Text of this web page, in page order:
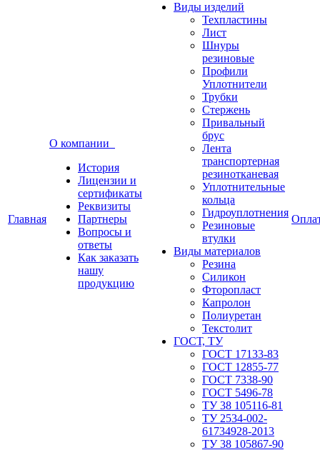
Главная
О компании
История
Лицензии и
сертификаты
Реквизиты
Партнеры
Вопросы и
ответы
Как заказать
нашу
продукцию
Виды изделий
Техпластины
Лист
Шнуры
резиновые
Профили
Уплотнители
Трубки
Стержень
Привальный
брус
Лента
транспортерная
резинотканевая
Уплотнительные
кольца
Гидроуплотнения
Резиновые
втулки
Виды материалов
Резина
Силикон
Фторопласт
Капролон
Полиуретан
Текстолит
ГОСТ, ТУ
ГОСТ 17133-83
ГОСТ 12855-77
ГОСТ 7338-90
ГОСТ 5496-78
ТУ 38 105116-81
ТУ 2534-002-
61734928-2013
ТУ 38 105867-90